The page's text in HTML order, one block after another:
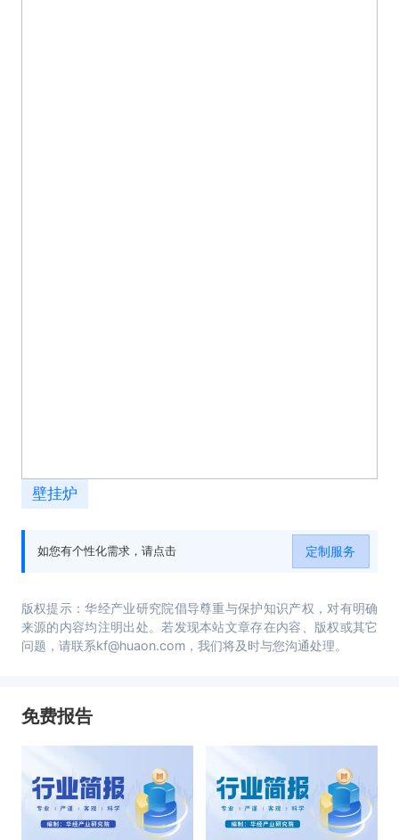
壁挂炉
如您有个性化需求，请点击 定制服务
版权提示：华经产业研究院倡导尊重与保护知识产权，对有明确
来源的内容均注明出处。若发现本站文章存在内容、版权或其它
问题，请联系kf@huaon.com，我们将及时与您沟通处理。
免费报告